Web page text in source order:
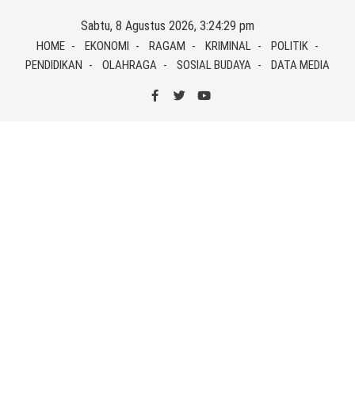
content
Sabtu, 8 Agustus 2026, 3:24:29 pm
HOME EKONOMI RAGAM KRIMINAL
POLITIK
PENDIDIKAN
OLAHRAGA SOSIAL BUDAYA DATA MEDIA